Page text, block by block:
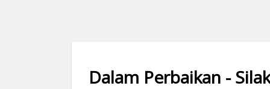
Dalam Perbaikan -